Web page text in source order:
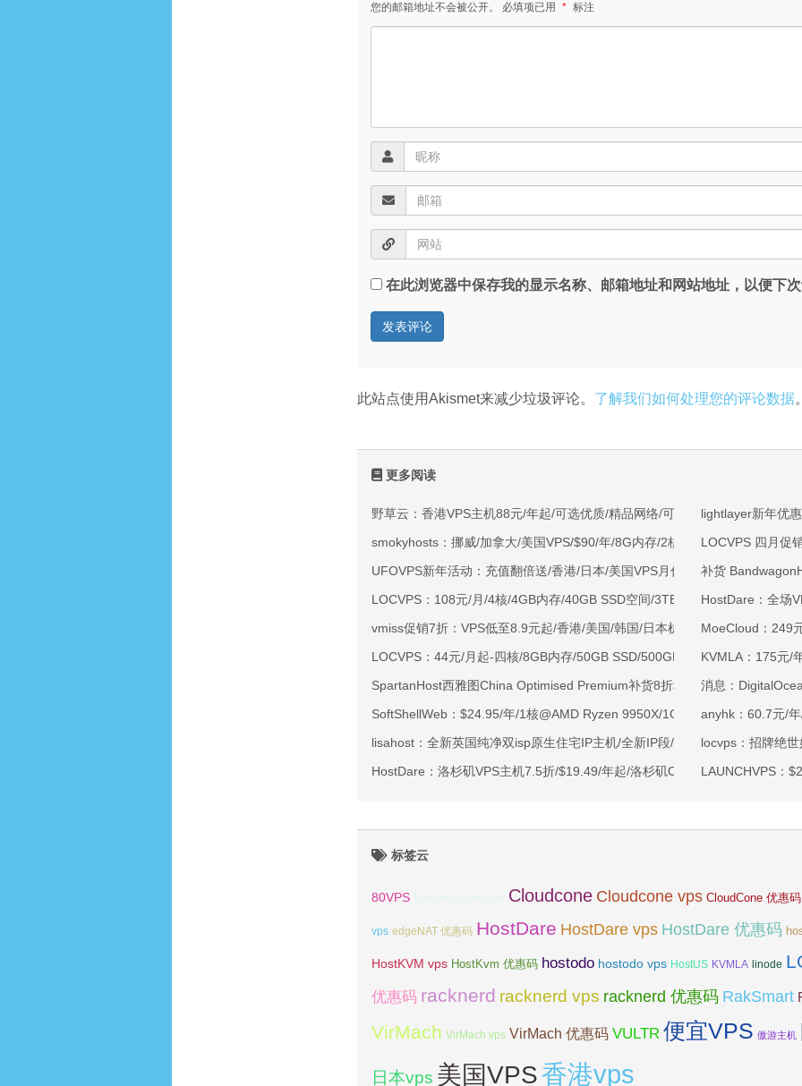
您的邮箱地址不会被公开。 必填项已用 * 标注
在此浏览器中保存我的显示名称、邮箱地址和网站地址，以便下
此站点使用Akismet来减少垃圾评论。 了解我们如何处理您的评论数据
更多阅读
野草云：香港VPS主机88元/年起/可选优质/精品网络/可选100M不限流量/免
smokyhosts：挪威/加拿大/美国VPS/$90/年/8G内存/2核/80gNVMe/4T流量
UFOVPS新年活动：充值翻倍送/香港/日本/美国VPS月付9.5折年付8折起/新
LOCVPS：108元/月/4核/4GB内存/40GB SSD空间/3TB流量/750Mbps-
vmiss促销7折：VPS低至8.9元起/香港/美国/韩国/日本机房/可选CN2 GIA/
LOCVPS：44元/月起-四核/8GB内存/50GB SSD/500GB@40Mbps/香港标准
SpartanHost西雅图China Optimised Premium补货8折$19.2/月起-四核AMD
SoftShellWeb：$24.95/年/1核@AMD Ryzen 9950X/1GB内存/20GB NVMe
lisahost：全新英国纯净双isp原生住宅IP主机/全新IP段/全新宿主机/9折月付61
HostDare：洛杉矶VPS主机7.5折/$19.49/年起/洛杉矶CN2 GIA/日本/保加利
lightlayer新年优
LOCVPS 四月促
补货
HostDare：全场
MoeCloud：249
KVMLA：175元/
消息：
anyhk：60.7元/
locvps：招牌绝
LAUNCHVPS：
标签云
80VPS Cloudcone Cloudcone vps CloudCone 优惠码
vps edgeNAT 优惠码 HostDare HostDare vps HostDare 优惠码
HostKVM vps HostKvm 优惠码 hostodo hostodo vps HostUS KVMLA linode
优惠码 racknerd racknerd vps racknerd 优惠码 RakSmart
VirMach VirMach vps VirMach 优惠码 VULTR 便宜VPS 傲游主机
日本vps 美国VPS香港vps